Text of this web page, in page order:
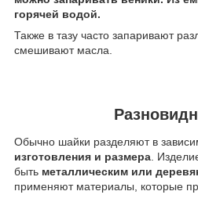
горячей водой.
Также в тазу часто запаривают
смешивают масла.
Обычно шайки разделяют в
изготовления и размера.
быть металлическим или
применяют материалы, которые